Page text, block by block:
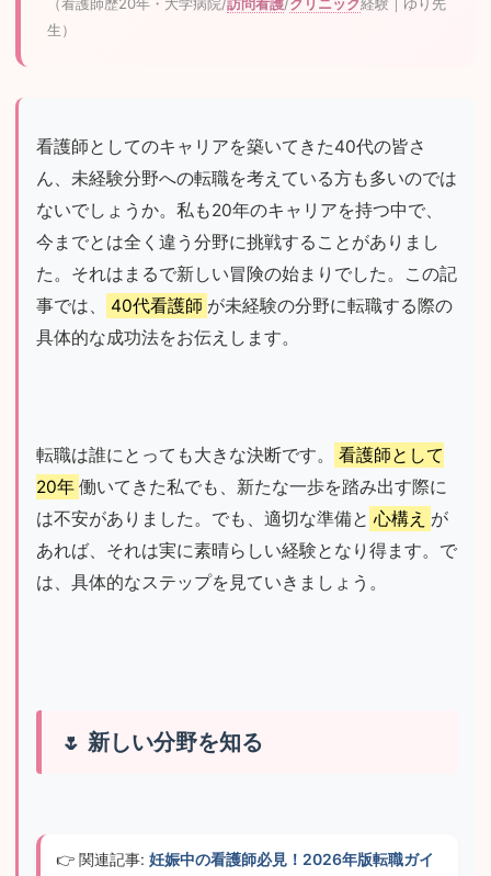
生）
看護師としてのキャリアを築いてきた40代の皆さ
ん、未経験分野への転職を考えている方も多いのでは
ないでしょうか。私も20年のキャリアを持つ中で、
今までとは全く違う分野に挑戦することがありまし
た。それはまるで新しい冒険の始まりでした。この記
事では、
40代看護師 が未経験の分野に転職する際の
具体的な成功法をお伝えします。
転職は誰にとっても大きな決断です。
看護師として
20年 働いてきた私でも、新たな一歩を踏み出す際に
は不安がありました。でも、適切な準備と 心構え が
あれば、それは実に素晴らしい経験となり得ます。で
は、具体的なステップを見ていきましょう。
新しい分野を知る
👉 関連記事: 妊娠中の看護師必見！2026年版転職ガイ